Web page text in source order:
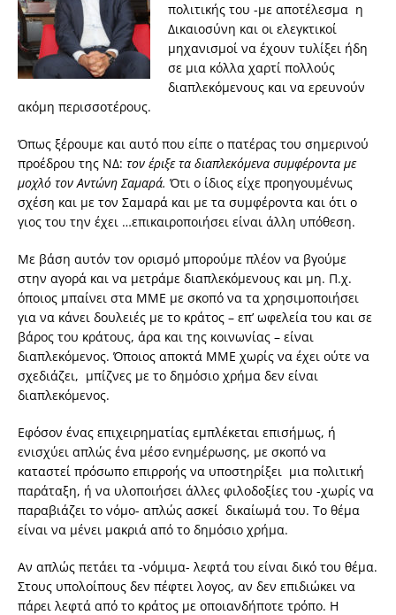
πολιτικής του -με αποτέλεσμα η
Δικαιοσύνη και οι ελεγκτικοί
μηχανισμοί να έχουν τυλίξει ήδη
σε μια κόλλα χαρτί πολλούς
διαπλεκόμενους και να ερευνούν
ακόμη περισσοτέρους.
Όπως ξέρουμε και αυτό που είπε ο πατέρας του σημερινού
προέδρου της ΝΔ: τον έριξε τα διαπλεκόμενα συμφέροντα με
μοχλό τον Αντώνη Σαμαρά. Ότι ο ίδιος είχε προηγουμένως
σχέση και με τον Σαμαρά και με τα συμφέροντα και ότι ο
γιος του την έχει …επικαιροποιήσει είναι άλλη υπόθεση.
Με βάση αυτόν τον ορισμό μπορούμε πλέον να βγούμε
στην αγορά και να μετράμε διαπλεκόμενους και μη. Π.χ.
όποιος μπαίνει στα ΜΜΕ με σκοπό να τα χρησιμοποιήσει
για να κάνει δουλειές με το κράτος – επ’ ωφελεία του και σε
βάρος του κράτους, άρα και της κοινωνίας – είναι
διαπλεκόμενος. Όποιος αποκτά ΜΜΕ χωρίς να έχει ούτε να
σχεδιάζει, μπίζνες με το δημόσιο χρήμα δεν είναι
διαπλεκόμενος.
Εφόσον ένας επιχειρηματίας εμπλέκεται επισήμως, ή
ενισχύει απλώς ένα μέσο ενημέρωσης, με σκοπό να
καταστεί πρόσωπο επιρροής να υποστηρίξει μια πολιτική
παράταξη, ή να υλοποιήσει άλλες φιλοδοξίες του -χωρίς να
παραβιάζει το νόμο- απλώς ασκεί δικαίωμά του. Το θέμα
είναι να μένει μακριά από το δημόσιο χρήμα.
Αν απλώς πετάει τα -νόμιμα- λεφτά του είναι δικό του θέμα.
Στους υπολοίπους δεν πέφτει λογος, αν δεν επιδιώκει να
πάρει λεφτά από το κράτος με οποιανδήποτε τρόπο. Η